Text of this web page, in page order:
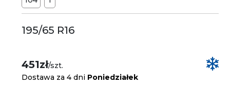
195/65 R16
451zł/szt.
Dostawa za 4 dni Poniedziałek